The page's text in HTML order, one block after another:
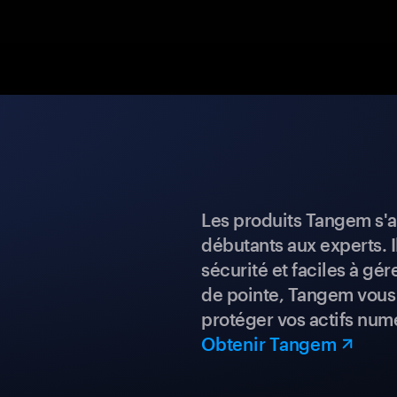
Les produits Tangem
débutants aux experts.
sécurité et faciles à
de pointe, Tangem
protéger vos actifs
Obtenir Tangem